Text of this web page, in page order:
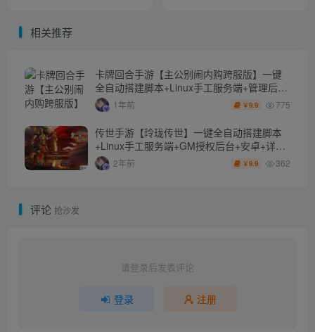
后台+安卓苹果双端+详细搭
相关推荐
卡牌回合手游【主公别闹内购跨服版】一键
全自动搭建脚本+Linux手工服务端+管理后台
+CDK授权后台+安卓苹果双端+详细搭建教程
1年前 ￥9.9 775
传世手游【玲珑传世】一键全自动搭建脚本
+Linux手工服务端+GM授权后台+安卓+详细
搭建教程+视频教程
2年前 ￥9.9 362
评论 抢沙发
请登录后发表评论
登录 注册